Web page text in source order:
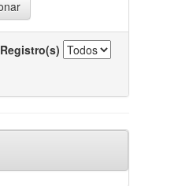
Registro(s)